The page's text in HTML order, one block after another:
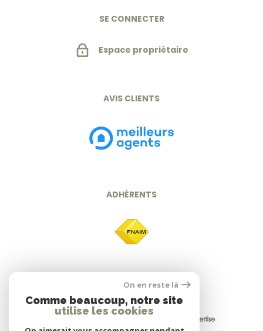
SE CONNECTER
Espace propriétaire
AVIS CLIENTS
ADHÉRENTS
On en reste là
Comme beaucoup, notre site
utilise les cookies